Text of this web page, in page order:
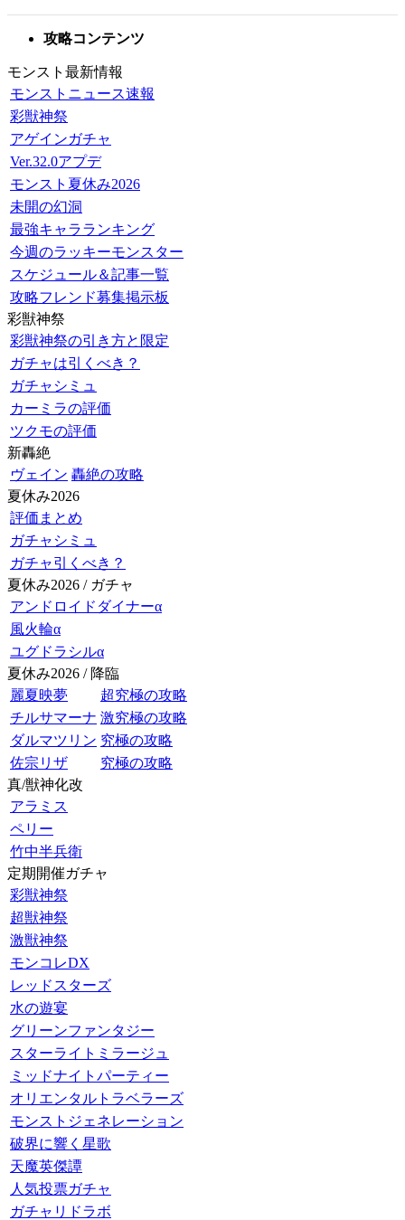
攻略コンテンツ
モンスト最新情報
モンストニュース速報
彩獣神祭
アゲインガチャ
Ver.32.0アプデ
モンスト夏休み2026
未開の幻洞
最強キャラランキング
今週のラッキーモンスター
スケジュール＆記事一覧
攻略フレンド募集掲示板
彩獣神祭
彩獣神祭の引き方と限定
ガチャは引くべき？
ガチャシミュ
カーミラの評価
ツクモの評価
新轟絶
ヴェイン 轟絶の攻略
夏休み2026
評価まとめ
ガチャシミュ
ガチャ引くべき？
夏休み2026 / ガチャ
アンドロイドダイナーα
風火輪α
ユグドラシルα
夏休み2026 / 降臨
麗夏映夢
超究極の攻略
チルサマーナ 激究極の攻略
ダルマツリン 究極の攻略
佐宗リザ
究極の攻略
真/獣神化改
アラミス
ペリー
竹中半兵衛
定期開催ガチャ
彩獣神祭
超獣神祭
激獣神祭
モンコレDX
レッドスターズ
水の遊宴
グリーンファンタジー
スターライトミラージュ
ミッドナイトパーティー
オリエンタルトラベラーズ
モンストジェネレーション
破界に響く星歌
天魔英傑譚
人気投票ガチャ
ガチャリドラボ